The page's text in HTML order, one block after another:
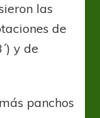
las
de
y de
panchos